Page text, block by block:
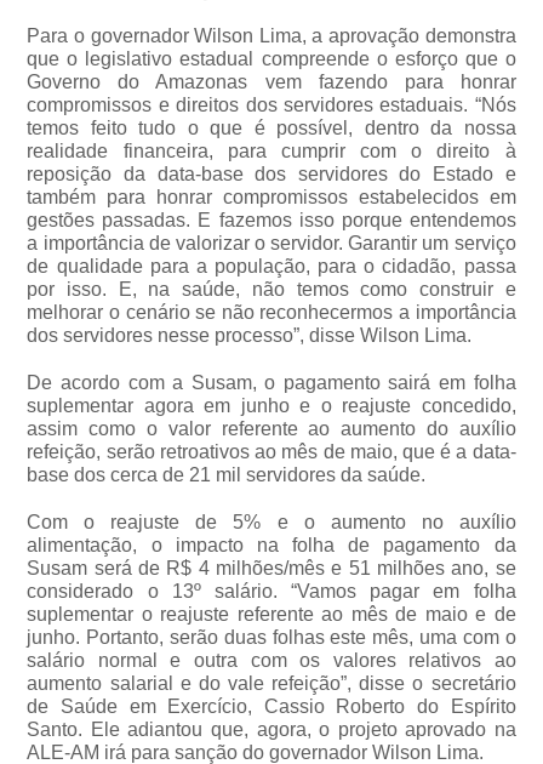
Para o governador Wilson Lima, a aprovação demonstra
que o legislativo estadual compreende o esforço que o
Governo do Amazonas vem fazendo para honrar
compromissos e direitos dos servidores estaduais. “Nós
temos feito tudo o que é possível, dentro da nossa
realidade financeira, para cumprir com o direito à
reposição da data-base dos servidores do Estado e
também para honrar compromissos estabelecidos em
gestões passadas. E fazemos isso porque entendemos
a importância de valorizar o servidor. Garantir um serviço
de qualidade para a população, para o cidadão, passa
por isso. E, na saúde, não temos como construir e
melhorar o cenário se não reconhecermos a importância
dos servidores nesse processo”, disse Wilson Lima.
De acordo com a Susam, o pagamento sairá em folha
suplementar agora em junho e o reajuste concedido,
assim como o valor referente ao aumento do auxílio
refeição, serão retroativos ao mês de maio, que é a data-
base dos cerca de 21 mil servidores da saúde.
Com o reajuste de 5% e o aumento no auxílio
alimentação, o impacto na folha de pagamento da
Susam será de R$ 4 milhões/mês e 51 milhões ano, se
considerado o 13º salário. “Vamos pagar em folha
suplementar o reajuste referente ao mês de maio e de
junho. Portanto, serão duas folhas este mês, uma com o
salário normal e outra com os valores relativos ao
aumento salarial e do vale refeição”, disse o secretário
de Saúde em Exercício, Cassio Roberto do Espírito
Santo. Ele adiantou que, agora, o projeto aprovado na
ALE-AM irá para sanção do governador Wilson Lima.